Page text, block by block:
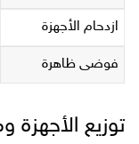
ازدحام الأجهزة
فوضى ظاهرة
توزيع الأجهزة